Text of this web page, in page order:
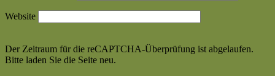
Website
Der Zeitraum für die reCAPTCHA-Überprüfung ist abgelaufen.
Bitte laden Sie die Seite neu.